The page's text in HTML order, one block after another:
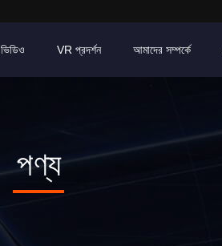
ভিডিও VR প্রদর্শন আমাদের সম্পর্কে
পণ্য